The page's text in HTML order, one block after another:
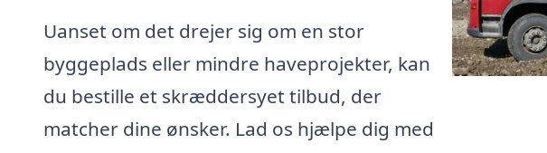
Uanset om det drejer sig om en stor
byggeplads eller mindre haveprojekter, kan
du bestille et skræddersyet tilbud, der
matcher dine ønsker. Lad os hjælpe dig med